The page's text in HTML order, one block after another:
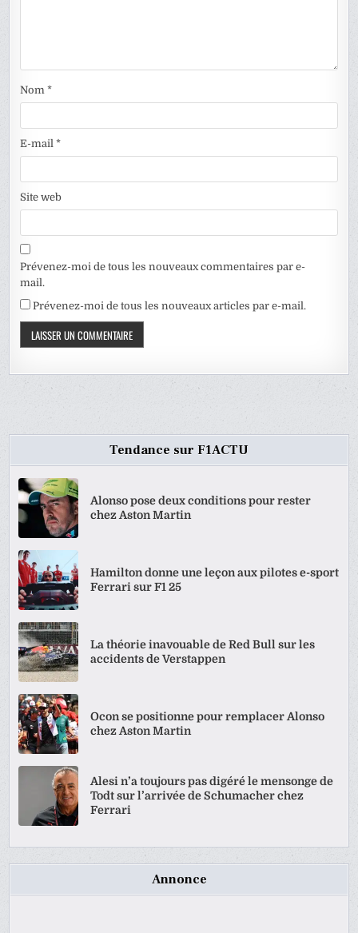
Nom*
E-mail*
Site web
Prévenez-moi de tous les nouveaux commentaires par e-
mail.
Prévenez-moi de tous les nouveaux articles par e-mail.
Tendance sur F1ACTU
Alonso pose deux conditions pour rester
chez Aston Martin
Hamilton donne une leçon aux pilotes e-sport
Ferrari sur F1 25
La théorie inavouable de Red Bull sur les
accidents de Verstappen
Ocon se positionne pour remplacer Alonso
chez Aston Martin
Alesi n’a toujours pas digéré le mensonge de
Todt sur l’arrivée de Schumacher chez
Ferrari
Annonce